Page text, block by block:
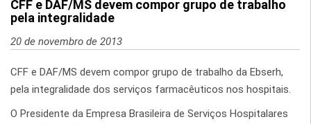
CFF e DAF/MS devem compor grupo de trabalho
pela integralidade
20 de novembro de 2013
CFF e DAF/MS devem compor grupo de trabalho da Ebserh,
pela integralidade dos serviços farmacêuticos nos hospitais.
O Presidente da Empresa Brasileira de Serviços Hospitalares